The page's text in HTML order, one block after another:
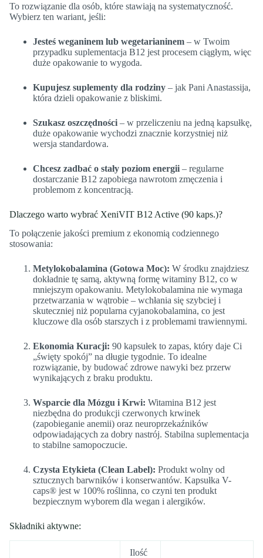
To rozwiązanie dla osób, które stawiają na systematyczność.
Wybierz ten wariant, jeśli:
Jesteś weganinem lub wegetarianinem – w Twoim
przypadku suplementacja B12 jest procesem ciągłym, więc
duże opakowanie to wygoda.
Kupujesz suplementy dla rodziny – jak Pani Anastassija,
która dzieli opakowanie z bliskimi.
Szukasz oszczędności – w przeliczeniu na jedną kapsułkę,
duże opakowanie wychodzi znacznie korzystniej niż
wersja standardowa.
Chcesz zadbać o stały poziom energii – regularne
dostarczanie B12 zapobiega nawrotom zmęczenia i
problemom z koncentracją.
Dlaczego warto wybrać XeniVIT B12 Active (90 kaps.)?
To połączenie jakości premium z ekonomią codziennego
stosowania:
Metylokobalamina (Gotowa Moc): W środku znajdziesz
dokładnie tę samą, aktywną formę witaminy B12, co w
mniejszym opakowaniu. Metylokobalamina nie wymaga
przetwarzania w wątrobie – wchłania się szybciej i
skuteczniej niż popularna cyjanokobalamina, co jest
kluczowe dla osób starszych i z problemami trawiennymi.
Ekonomia Kuracji: 90 kapsułek to zapas, który daje Ci
„święty spokój” na długie tygodnie. To idealne
rozwiązanie, by budować zdrowe nawyki bez przerw
wynikających z braku produktu.
Wsparcie dla Mózgu i Krwi: Witamina B12 jest
niezbędna do produkcji czerwonych krwinek
(zapobieganie anemii) oraz neuroprzekaźników
odpowiadających za dobry nastrój. Stabilna suplementacja
to stabilne samopoczucie.
Czysta Etykieta (Clean Label): Produkt wolny od
sztucznych barwników i konserwantów. Kapsułka V-
caps® jest w 100% roślinna, co czyni ten produkt
bezpiecznym wyborem dla wegan i alergików.
Składniki aktywne:
Ilość